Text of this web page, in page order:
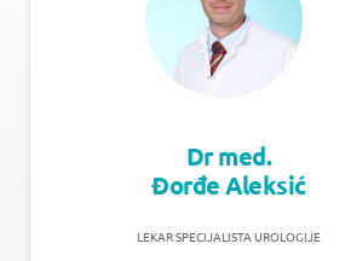
Dr med.
Đorđe Aleksić
LEKAR SPECIJALISTA UROLOGIJE